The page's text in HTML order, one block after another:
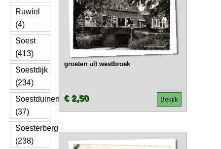
Ruwiel
(4)
Soest
(413)
Soestdijk
(234)
Soestduinen
(37)
Soesterberg
(238)
groeten uit westbroek
Bekijk
€ 2,50